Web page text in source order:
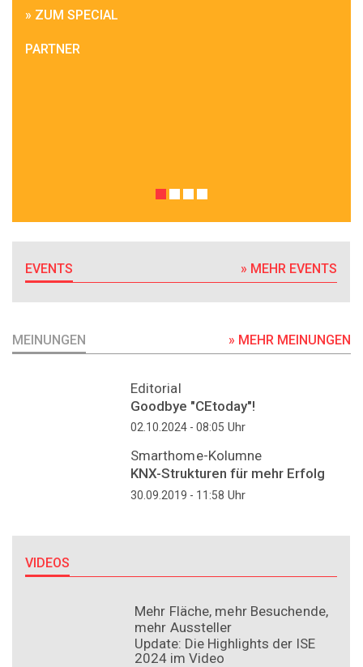
» ZUM SPECIAL
PARTNER
EVENTS » MEHR EVENTS
MEINUNGEN » MEHR MEINUNGEN
Editorial
Goodbye "CEtoday"!
02.10.2024 - 08:05 Uhr
Smarthome-Kolumne
KNX-Strukturen für mehr Erfolg
30.09.2019 - 11:58 Uhr
VIDEOS
Mehr Fläche, mehr Besuchende,
mehr Aussteller
Update: Die Highlights der ISE
2024 im Video